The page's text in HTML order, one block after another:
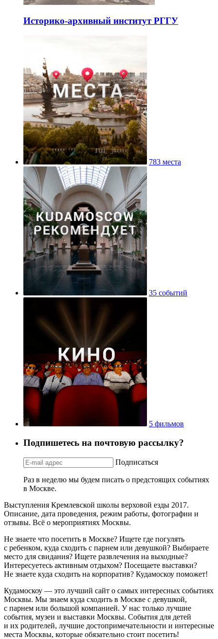
Историко-архивный институт РГГУ
783 места
35 событий
5 фильмов
Подпишетесь на почтовую рассылку?
Подписаться
Раз в неделю мы будем писать о предстоящих событиях
в Москве.
Выступления Кремлевской школы верховой езды 2017.
Описание, дата проведения, режим работы, фотографии и
отзывы. Всё о мероприятиях Москвы.
Не знаете что посетить в Москве? Ищете где погулять
с ребенком, куда сходить с парнем или девушкой? Выбираете
место для свидания? Ищете развлечения на выходные?
Интересуетесь активным отдыхом? Посещаете выставки?
Не знаете куда сходить на корпоратив? Кудамоскоу поможет!
Кудамоскоу — это лучший сайт о самых интересных событиях
Москвы. Мы знаем куда сходить в Москве с девушкой,
с парнем или большой компанией. У нас только лучшие
события, музеи и выставки Москвы. События для детей
и их родителей, лучшие достопримечательности и интересные
места Москвы, которые обязательно стоит посетить!